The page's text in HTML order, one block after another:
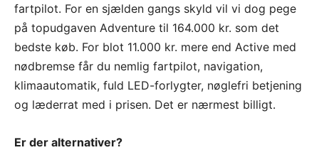
fartpilot. For en sjælden gangs skyld vil vi dog pege
på topudgaven Adventure til 164.000 kr. som det
bedste køb. For blot 11.000 kr. mere end Active med
nødbremse får du nemlig fartpilot, navigation,
klimaautomatik, fuld LED-forlygter, nøglefri betjening
og læderrat med i prisen. Det er nærmest billigt.
Er der alternativer?